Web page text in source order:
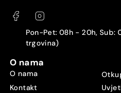
Pon-Pet: 08h - 20h, Sub:
trgovina)
O nama
O nama
Kontakt